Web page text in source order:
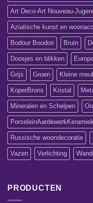
Art Deco-Art Nouveau-
Aziatische kunst en
Bodour Boudoir Bruin
Doosjes en blikken
Grijs Groen Kleine
KoperBrons Kristal
Mineralen en Schelpen
Russische woondecoratie
Vazen Verlichting
PRODUCTEN